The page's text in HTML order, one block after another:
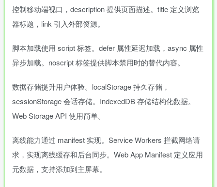
控制移动端视口，description 提供页面描述。title 定义浏览
器标题，link 引入外部资源。
脚本加载使用 script 标签。defer 属性延迟加载，async 属性
异步加载。noscript 标签提供脚本禁用时的替代内容。
数据存储提升用户体验。localStorage 持久存储，
sessionStorage 会话存储。IndexedDB 存储结构化数据。
Web Storage API 使用简单。
离线能力通过 manifest 实现。Service Workers 拦截网络请
求，实现离线缓存和后台同步。Web App Manifest 定义应用
元数据，支持添加到主屏幕。